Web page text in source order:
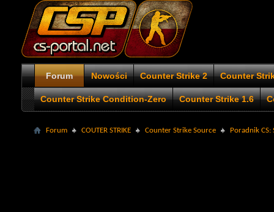
Forum Nowości Counter Strike 2 Counter
Counter Strike Condition-Zero Counter Strike 1.6
Forum COUTER STRIKE Counter Strike Source Poradnik CS: